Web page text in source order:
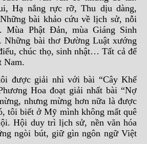
Hạ nắng rực rỡ, Thu dịu dàng,
bài khảo cứu về lịch sử, nỗi
Mùa Phật Đản, mùa Giáng Sinh
Những bài thơ Đường Luật xướng
chúc thọ, sinh nhật… Tất cả để
Nam.
được giải nhì với bài “Cây Khế
Hoa đoạt giải nhất bài “Nợ
nhưng mừng hơn nữa là được
tôi biết ở Mỹ mình không mất quê
Hội duy trì lịch sử, nền văn hóa
ngòi bút, giữ gìn ngôn ngữ Việt